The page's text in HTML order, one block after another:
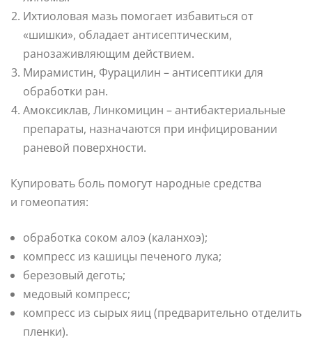
Ихтиоловая мазь помогает избавиться от
«шишки», обладает антисептическим,
ранозаживляющим действием.
Мирамистин, Фурацилин – антисептики для
обработки ран.
Амоксиклав, Линкомицин – антибактериальные
препараты, назначаются при инфицировании
раневой поверхности.
Купировать боль помогут народные средства
и гомеопатия:
обработка соком алоэ (каланхоэ);
компресс из кашицы печеного лука;
березовый деготь;
медовый компресс;
компресс из сырых яиц (предварительно отделить
пленки).